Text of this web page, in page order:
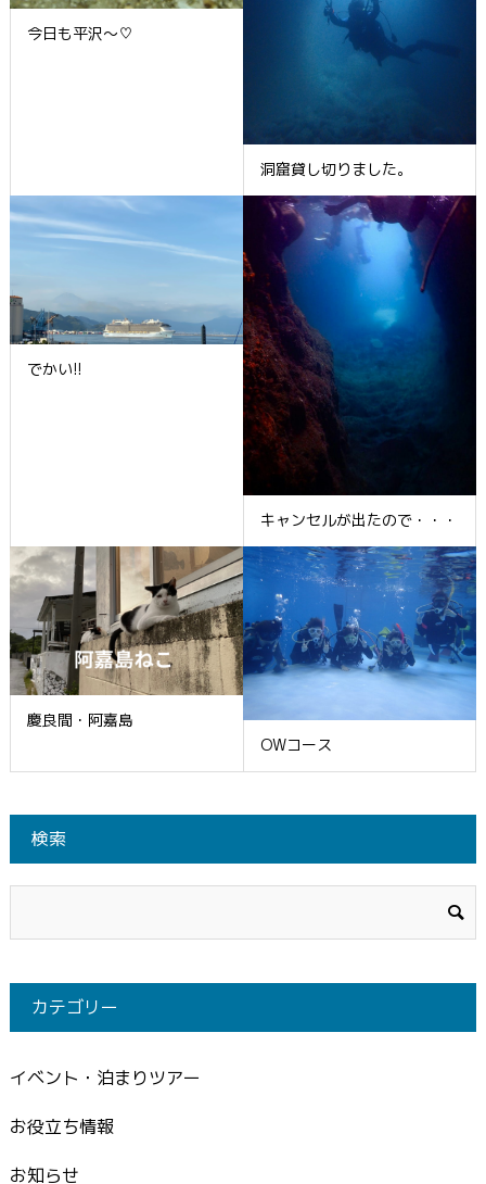
今日も平沢～♡
洞窟貸し切りました。
でかい!!
キャンセルが出たので・・・
慶良間・阿嘉島
OWコース
検索
カテゴリー
イベント・泊まりツアー
お役立ち情報
お知らせ